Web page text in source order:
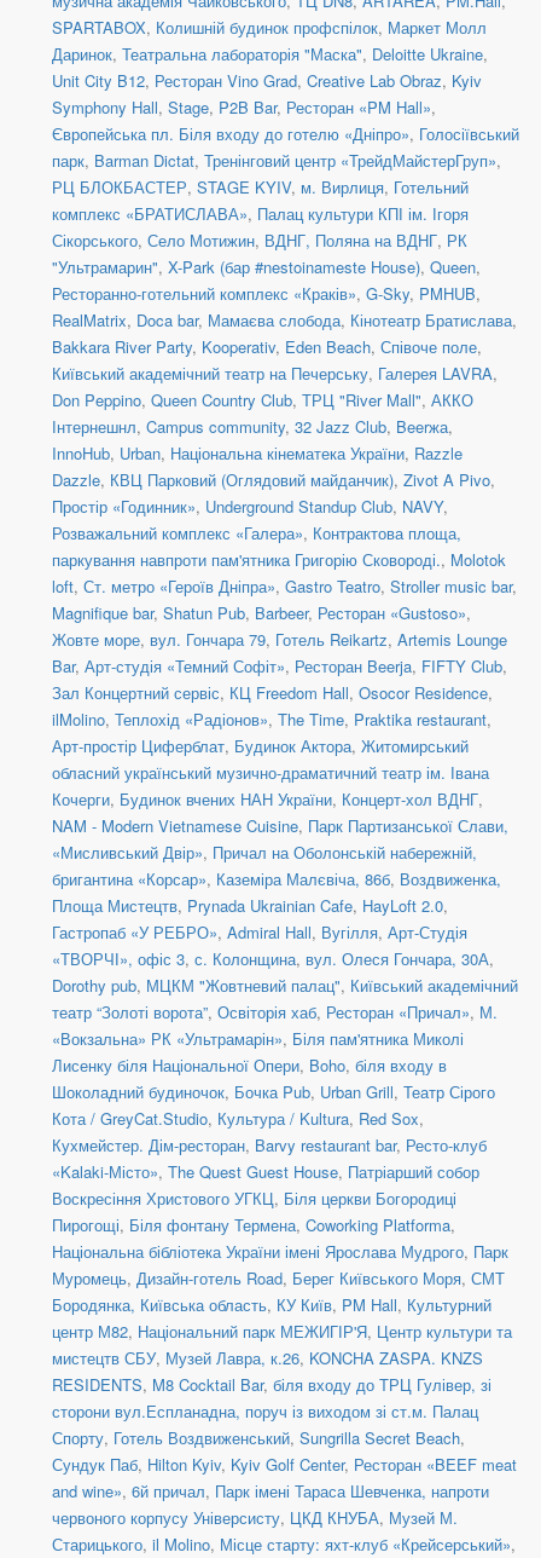
SPARTABOX, Колишній будинок профспілок, Маркет Молл
Даринок, Театральна лабораторія "Маска", Deloitte Ukraine,
Unit City B12, Ресторан Vino Grad, Creative Lab Obraz, Kyiv
Symphony Hall, Stage, P2B Bar, Ресторан «PM Hall»,
Європейська пл. Біля входу до готелю «Дніпро», Голосіївський
парк, Barman Dictat, Тренінговий центр «ТрейдМайстерГруп»,
РЦ БЛОКБАСТЕР, STAGE KYIV, м. Вирлиця, Готельний
комплекс «БРАТИСЛАВА», Палац культури КПІ ім. Ігоря
Сікорського, Село Мотижин, ВДНГ, Поляна на ВДНГ, РК
"Ультрамарин", X-Park (бар #nestoinameste House), Queen,
Ресторанно-готельний комплекс «Краків», G-Sky, PMHUB,
RealMatrix, Doca bar, Мамаєва слобода, Кінотеатр Братислава,
Bakkara River Party, Kooperativ, Eden Beach, Співоче поле,
Київський академічний театр на Печерську, Галерея LAVRA,
Don Peppino, Queen Country Club, ТРЦ "River Mall", АККО
Інтернешнл, Campus community, 32 Jazz Club, Beerжа,
InnoHub, Urban, Національна кінематека України, Razzle
Dazzle, КВЦ Парковий (Оглядовий майданчик), Zivot A Pivo,
Простір «Годинник», Underground Standup Club, NAVY,
Розважальний комплекс «Галера», Контрактова площа,
паркування навпроти пам'ятника Григорію Сковороді., Molotok
loft, Ст. метро «Героїв Дніпра», Gastro Teatro, Stroller music bar,
Magnifique bar, Shatun Pub, Barbeer, Ресторан «Gustoso»,
Жовте море, вул. Гончара 79, Готель Reikartz, Artemis Lounge
Bar, Арт-студія «Темний Софіт», Ресторан Beerja, FIFTY Club,
Зал Концертний сервіс, КЦ Freedom Hall, Osocor Residence,
ilMolino, Теплохід «Радіонов», The Time, Praktika restaurant,
Арт-простір Циферблат, Будинок Актора, Житомирський
обласний український музично-драматичний театр ім. Івана
Кочерги, Будинок вчених НАН України, Концерт-хол ВДНГ,
NAM - Modern Vietnamese Cuisine, Парк Партизанської Слави,
«Мисливський Двір», Причал на Оболонській набережній,
бригантина «Корсар», Каземіра Малєвіча, 86б, Воздвиженка,
Площа Мистецтв, Prynada Ukrainian Cafe, HayLoft 2.0,
Гастропаб «У РЕБРО», Admiral Hall, Вугілля, Арт-Студія
«ТВОРЧІ», офіс 3, с. Колонщина, вул. Олеся Гончара, 30А,
Dorothy pub, МЦКМ "Жовтневий палац", Київський академічний
театр “Золоті ворота”, Освіторія хаб, Ресторан «Причал», М.
«Вокзальна» РК «Ультрамарін», Біля пам'ятника Миколі
Лисенку біля Національної Опери, Boho, біля входу в
Шоколадний будиночок, Бочка Pub, Urban Grill, Театр Сірого
Кота / GreyCat.Studio, Культура / Kultura, Red Sox,
Кухмейстер. Дім-ресторан, Barvy restaurant bar, Ресто-клуб
«Kalaki-Місто», The Quest Guest House, Патріарший собор
Воскресіння Христового УГКЦ, Біля церкви Богородиці
Пирогощі, Біля фонтану Термена, Coworking Platforma,
Національна бібліотека України імені Ярослава Мудрого, Парк
Муромець, Дизайн-готель Road, Берег Київського Моря, СМТ
Бородянка, Київська область, КУ Київ, PM Hall, Культурний
центр М82, Національний парк МЕЖИГІР'Я, Центр культури та
мистецтв СБУ, Музей Лавра, к.26, KONCHA ZASPA. KNZS
RESIDENTS, M8 Cocktail Bar, біля входу до ТРЦ Гулівер, зі
сторони вул.Еспланадна, поруч із виходом зі ст.м. Палац
Спорту, Готель Воздвиженський, Sungrilla Secret Beach,
Сундук Паб, Hilton Kyiv, Kyiv Golf Center, Ресторан «BEEF meat
and wine», 6й причал, Парк імені Тараса Шевченка, напроти
червоного корпусу Універсисту, ЦКД КНУБА, Музей М.
Старицького, il Molino, Місце старту: яхт-клуб «Крейсерський»,